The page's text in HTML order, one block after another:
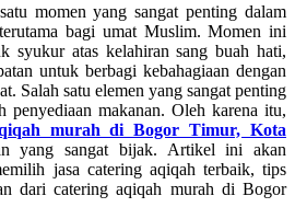
momen yang sangat penting dalam
bagi umat Muslim. Momen ini
syukur atas kelahiran sang buah hati,
untuk berbagi kebahagiaan dengan
Salah satu elemen yang sangat penting
penyediaan makanan. Oleh karena itu,
murah di Bogor Timur, Kota
yang sangat bijak. Artikel ini akan
jasa catering aqiqah terbaik, tips
dari catering aqiqah murah di Bogor